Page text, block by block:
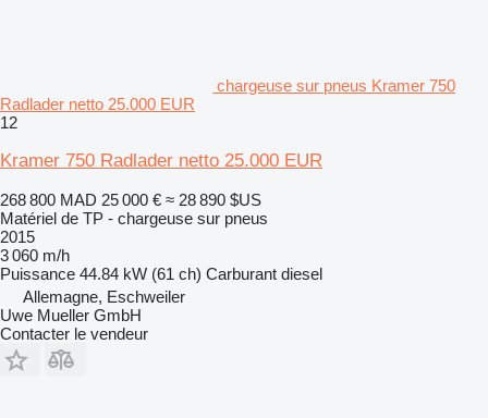
chargeuse sur pneus Kramer 750
Radlader netto 25.000 EUR
12
Kramer 750 Radlader netto 25.000 EUR
268 800 MAD 25 000 € ≈ 28 890 $US
Matériel de TP - chargeuse sur pneus
2015
3 060 m/h
Puissance 44.84 kW (61 ch) Carburant diesel
Allemagne, Eschweiler
Uwe Mueller GmbH
Contacter le vendeur